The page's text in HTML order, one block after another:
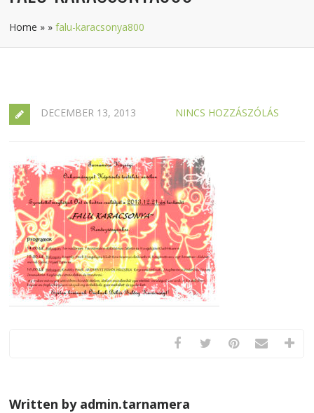
Home » »falu-karacsonya800
DECEMBER 13, 2013 NINCS HOZZÁSZÓLÁS
Written by admin.tarnamera